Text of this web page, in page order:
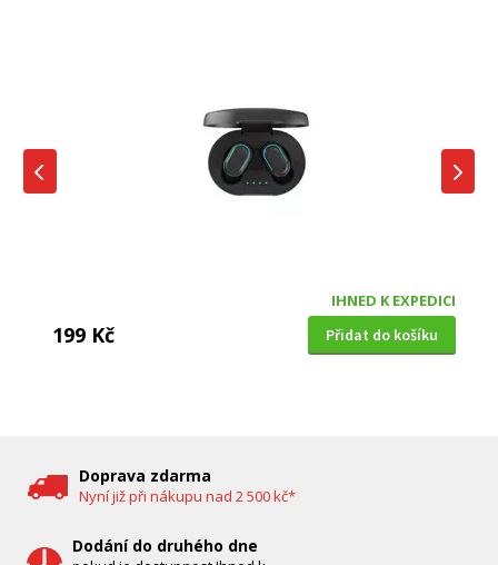
IHNED K EXPEDICI
199 Kč Přidat do košíku
Doprava zdarma
Nyní již při nákupu nad 2 500 kč*
Dodání do druhého dne